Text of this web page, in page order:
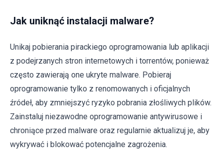
Jak uniknąć instalacji malware?
Unikaj pobierania pirackiego oprogramowania lub aplikacji
z podejrzanych stron internetowych i torrentów, ponieważ
często zawierają one ukryte malware. Pobieraj
oprogramowanie tylko z renomowanych i oficjalnych
źródeł, aby zmniejszyć ryzyko pobrania złośliwych plików.
Zainstaluj niezawodne oprogramowanie antywirusowe i
chroniące przed malware oraz regularnie aktualizuj je, aby
wykrywać i blokować potencjalne zagrożenia.